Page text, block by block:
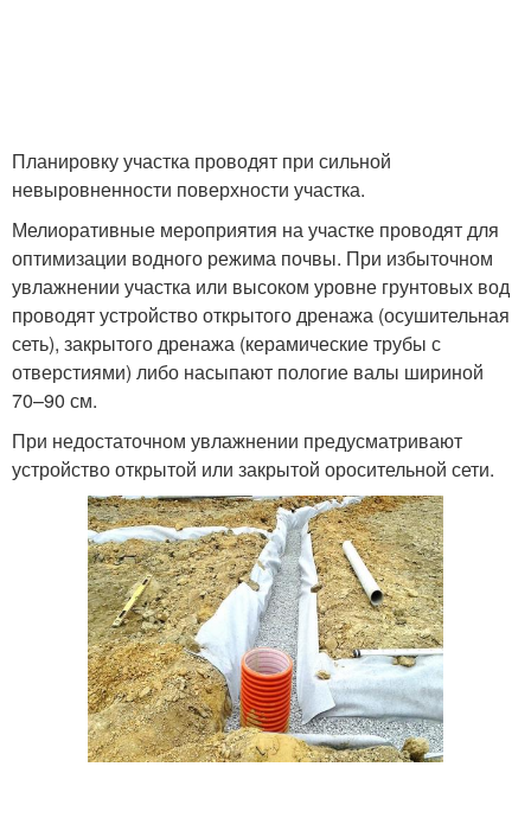
Планировку участка проводят при сильной
невыровненности поверхности участка.
Мелиоративные мероприятия на участке проводят для
оптимизации водного режима почвы. При избыточном
увлажнении участка или высоком уровне грунтовых вод
проводят устройство открытого дренажа (осушительная
сеть), закрытого дренажа (керамические трубы с
отверстиями) либо насыпают пологие валы шириной
70–90 см.
При недостаточном увлажнении предусматривают
устройство открытой или закрытой оросительной сети.